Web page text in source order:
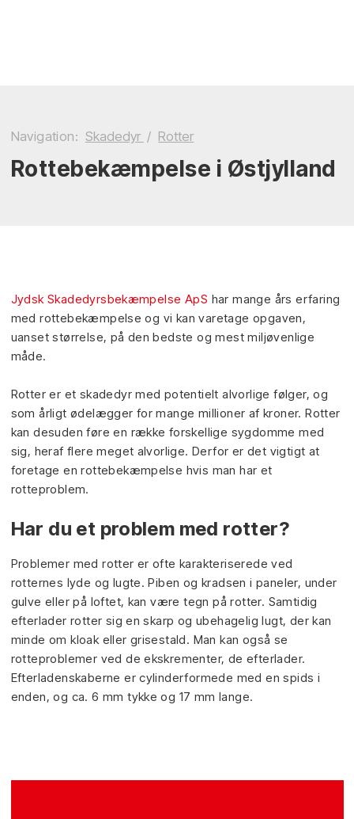
Navigation: Skadedyr / Rotter
Rottebekæmpelse i Østjylland​
Jydsk Skadedyrsbekæmpelse ApS har mange års erfaring
med rottebekæmpelse og vi kan varetage opgaven,
uanset størrelse, på den bedste og mest miljøvenlige
måde.
Rotter er et skadedyr med potentielt alvorlige følger, og
som årligt ødelægger for mange millioner af kroner. Rotter
kan desuden føre en række forskellige sygdomme med
sig, heraf flere meget alvorlige. Derfor er det vigtigt at
foretage en rottebekæmpelse hvis man har et
rotteproblem.
Har du et problem med rotter?
Problemer med rotter er ofte karakteriserede ved
rotternes lyde og lugte. Piben og kradsen i paneler, under
gulve eller på loftet, kan være tegn på rotter. Samtidig
efterlader rotter sig en skarp og ubehagelig lugt, der kan
minde om kloak eller grisestald. Man kan også se
rotteproblemer ved de ekskrementer, de efterlader.
Efterladenskaberne er cylinderformede med en spids i
enden, og ca. 6 mm tykke og 17 mm lange.